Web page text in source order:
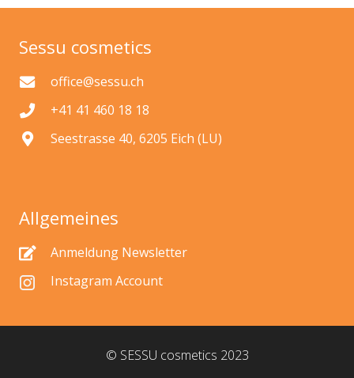
Sessu cosmetics
office@sessu.ch
+41 41 460 18 18
Seestrasse 40, 6205 Eich (LU)
Allgemeines
Anmeldung Newsletter
Instagram Account
© SESSU cosmetics 2023